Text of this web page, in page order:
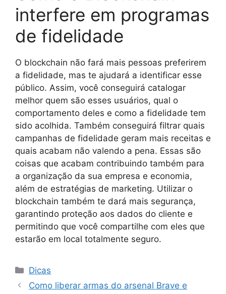
interfere em programas
de fidelidade
O blockchain não fará mais pessoas preferirem
a fidelidade, mas te ajudará a identificar esse
público. Assim, você conseguirá catalogar
melhor quem são esses usuários, qual o
comportamento deles e como a fidelidade tem
sido acolhida. Também conseguirá filtrar quais
campanhas de fidelidade geram mais receitas e
quais acabam não valendo a pena. Essas são
coisas que acabam contribuindo também para
a organização da sua empresa e economia,
além de estratégias de marketing. Utilizar o
blockchain também te dará mais segurança,
garantindo proteção aos dados do cliente e
permitindo que você compartilhe com eles que
estarão em local totalmente seguro.
Categorias
Dicas
Como liberar armas do arsenal Brave e